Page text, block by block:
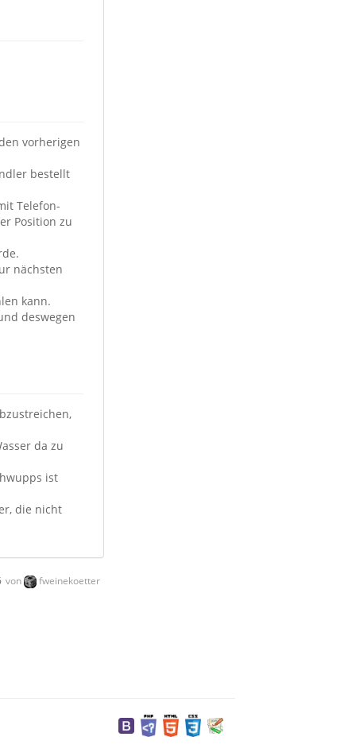
vorherigen
bestellt
Telefon-
Position zu
nächsten
kann.
deswegen
da zu
ist
die nicht
von fweinekoetter